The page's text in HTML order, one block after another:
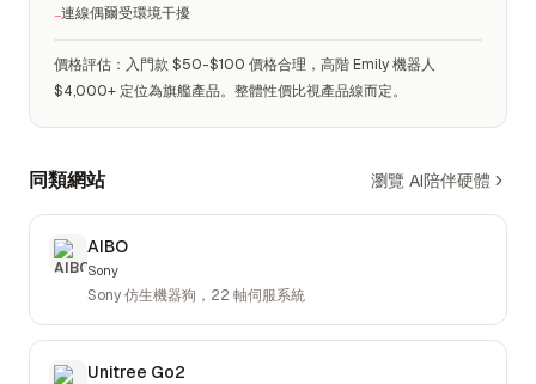
−連線偶爾受環境干擾
價格評估 ： 入門款 $50-$100 價格合理，高階 Emily 機器人
$4,000+ 定位為旗艦產品。整體性價比視產品線而定。
同類網站 瀏覽 AI陪伴硬體
AIBO
Sony
Sony 仿生機器狗，22 軸伺服系統
Unitree Go2